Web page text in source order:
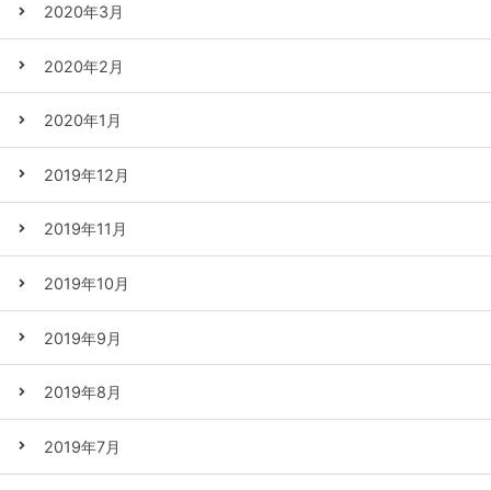
2020年3月
2020年2月
2020年1月
2019年12月
2019年11月
2019年10月
2019年9月
2019年8月
2019年7月